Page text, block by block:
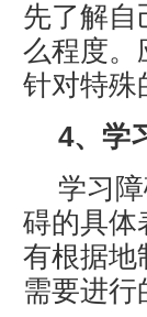
先了解自
么程度。
针对特殊
4、学
学习
碍的具体
有根据地
需要进行